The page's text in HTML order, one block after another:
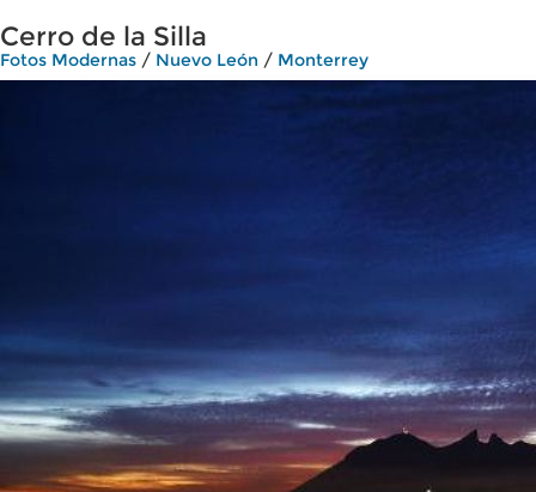
Cerro de la Silla
Fotos Modernas / Nuevo León / Monterrey